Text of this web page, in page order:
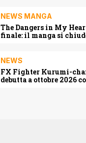
NEWS MANGA
The Dangers in My
finale: il manga si
NEWS
FX Fighter Kurumi-
debutta a ottobre 2026